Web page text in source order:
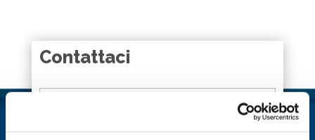
Contattaci
Nome *